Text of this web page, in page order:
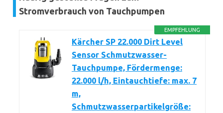
Stromverbrauch von Tauchpumpen
EMPFEHLUNG
Kärcher SP 22.000 Dirt Level
Sensor Schmutzwasser-
Tauchpumpe, Fördermenge:
22.000 l/h, Eintauchtiefe: max. 7
m,
Schmutzwasserpartikelgröße: